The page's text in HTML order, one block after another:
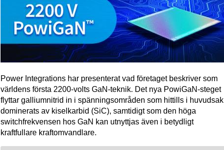
Power Integrations har presenterat vad företaget beskriver som
världens första 2200-volts GaN-teknik. Det nya PowiGaN-steget
flyttar galliumnitrid in i spänningsområden som hittills i huvudsak
dominerats av kiselkarbid (SiC), samtidigt som den höga
switchfrekvensen hos GaN kan utnyttjas även i betydligt
kraftfullare kraftomvandlare.